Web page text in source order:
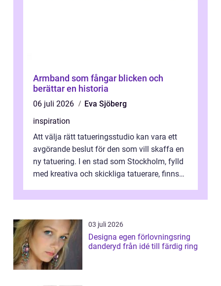
Armband som fångar blicken och
berättar en historia
06 juli 2026
Eva Sjöberg
inspiration
Att välja rätt tatueringsstudio kan vara ett
avgörande beslut för den som vill skaffa en
ny tatuering. I en stad som Stockholm, fylld
med kreativa och skickliga tatuerare, finns
03 juli 2026
Designa egen förlovningsring
danderyd från idé till färdig ring